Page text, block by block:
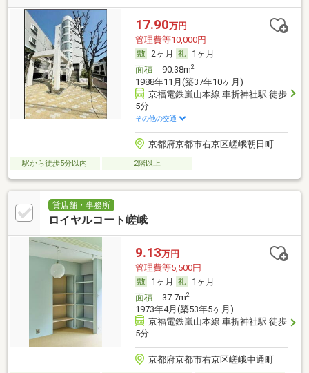
17.90万円
管理費等10,000円
2ヶ月
1ヶ月
面積90.38m2
1988年11月(築37年10ヶ月)
京福電鉄嵐山本線 車折神社駅 徒歩
5分
その他の交通
京都府京都市右京区嵯峨朝日町
駅から徒歩5分以内 2階以上
貸店舗・事務所
ロイヤルコート嵯峨
9.13万円
管理費等5,500円
1ヶ月
1ヶ月
面積37.7m2
1973年4月(築53年5ヶ月)
京福電鉄嵐山本線 車折神社駅 徒歩
5分
京都府京都市右京区嵯峨中通町